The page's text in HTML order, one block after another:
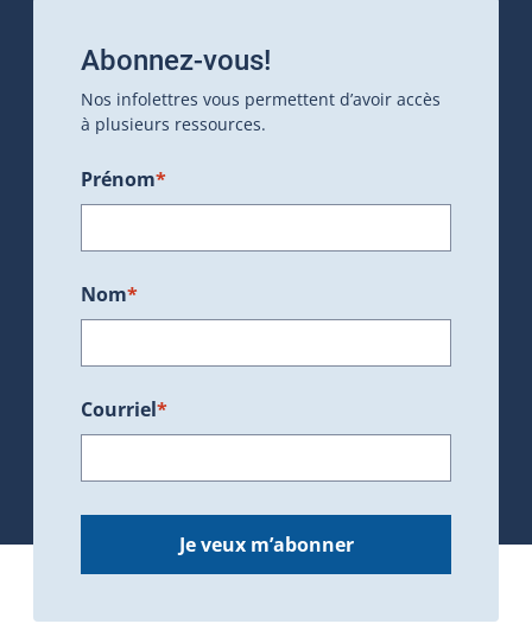
Abonnez-vous!
Nos infolettres vous permettent d’avoir accès
à plusieurs ressources.
Prénom*
Nom*
Courriel*
Je veux m’abonner